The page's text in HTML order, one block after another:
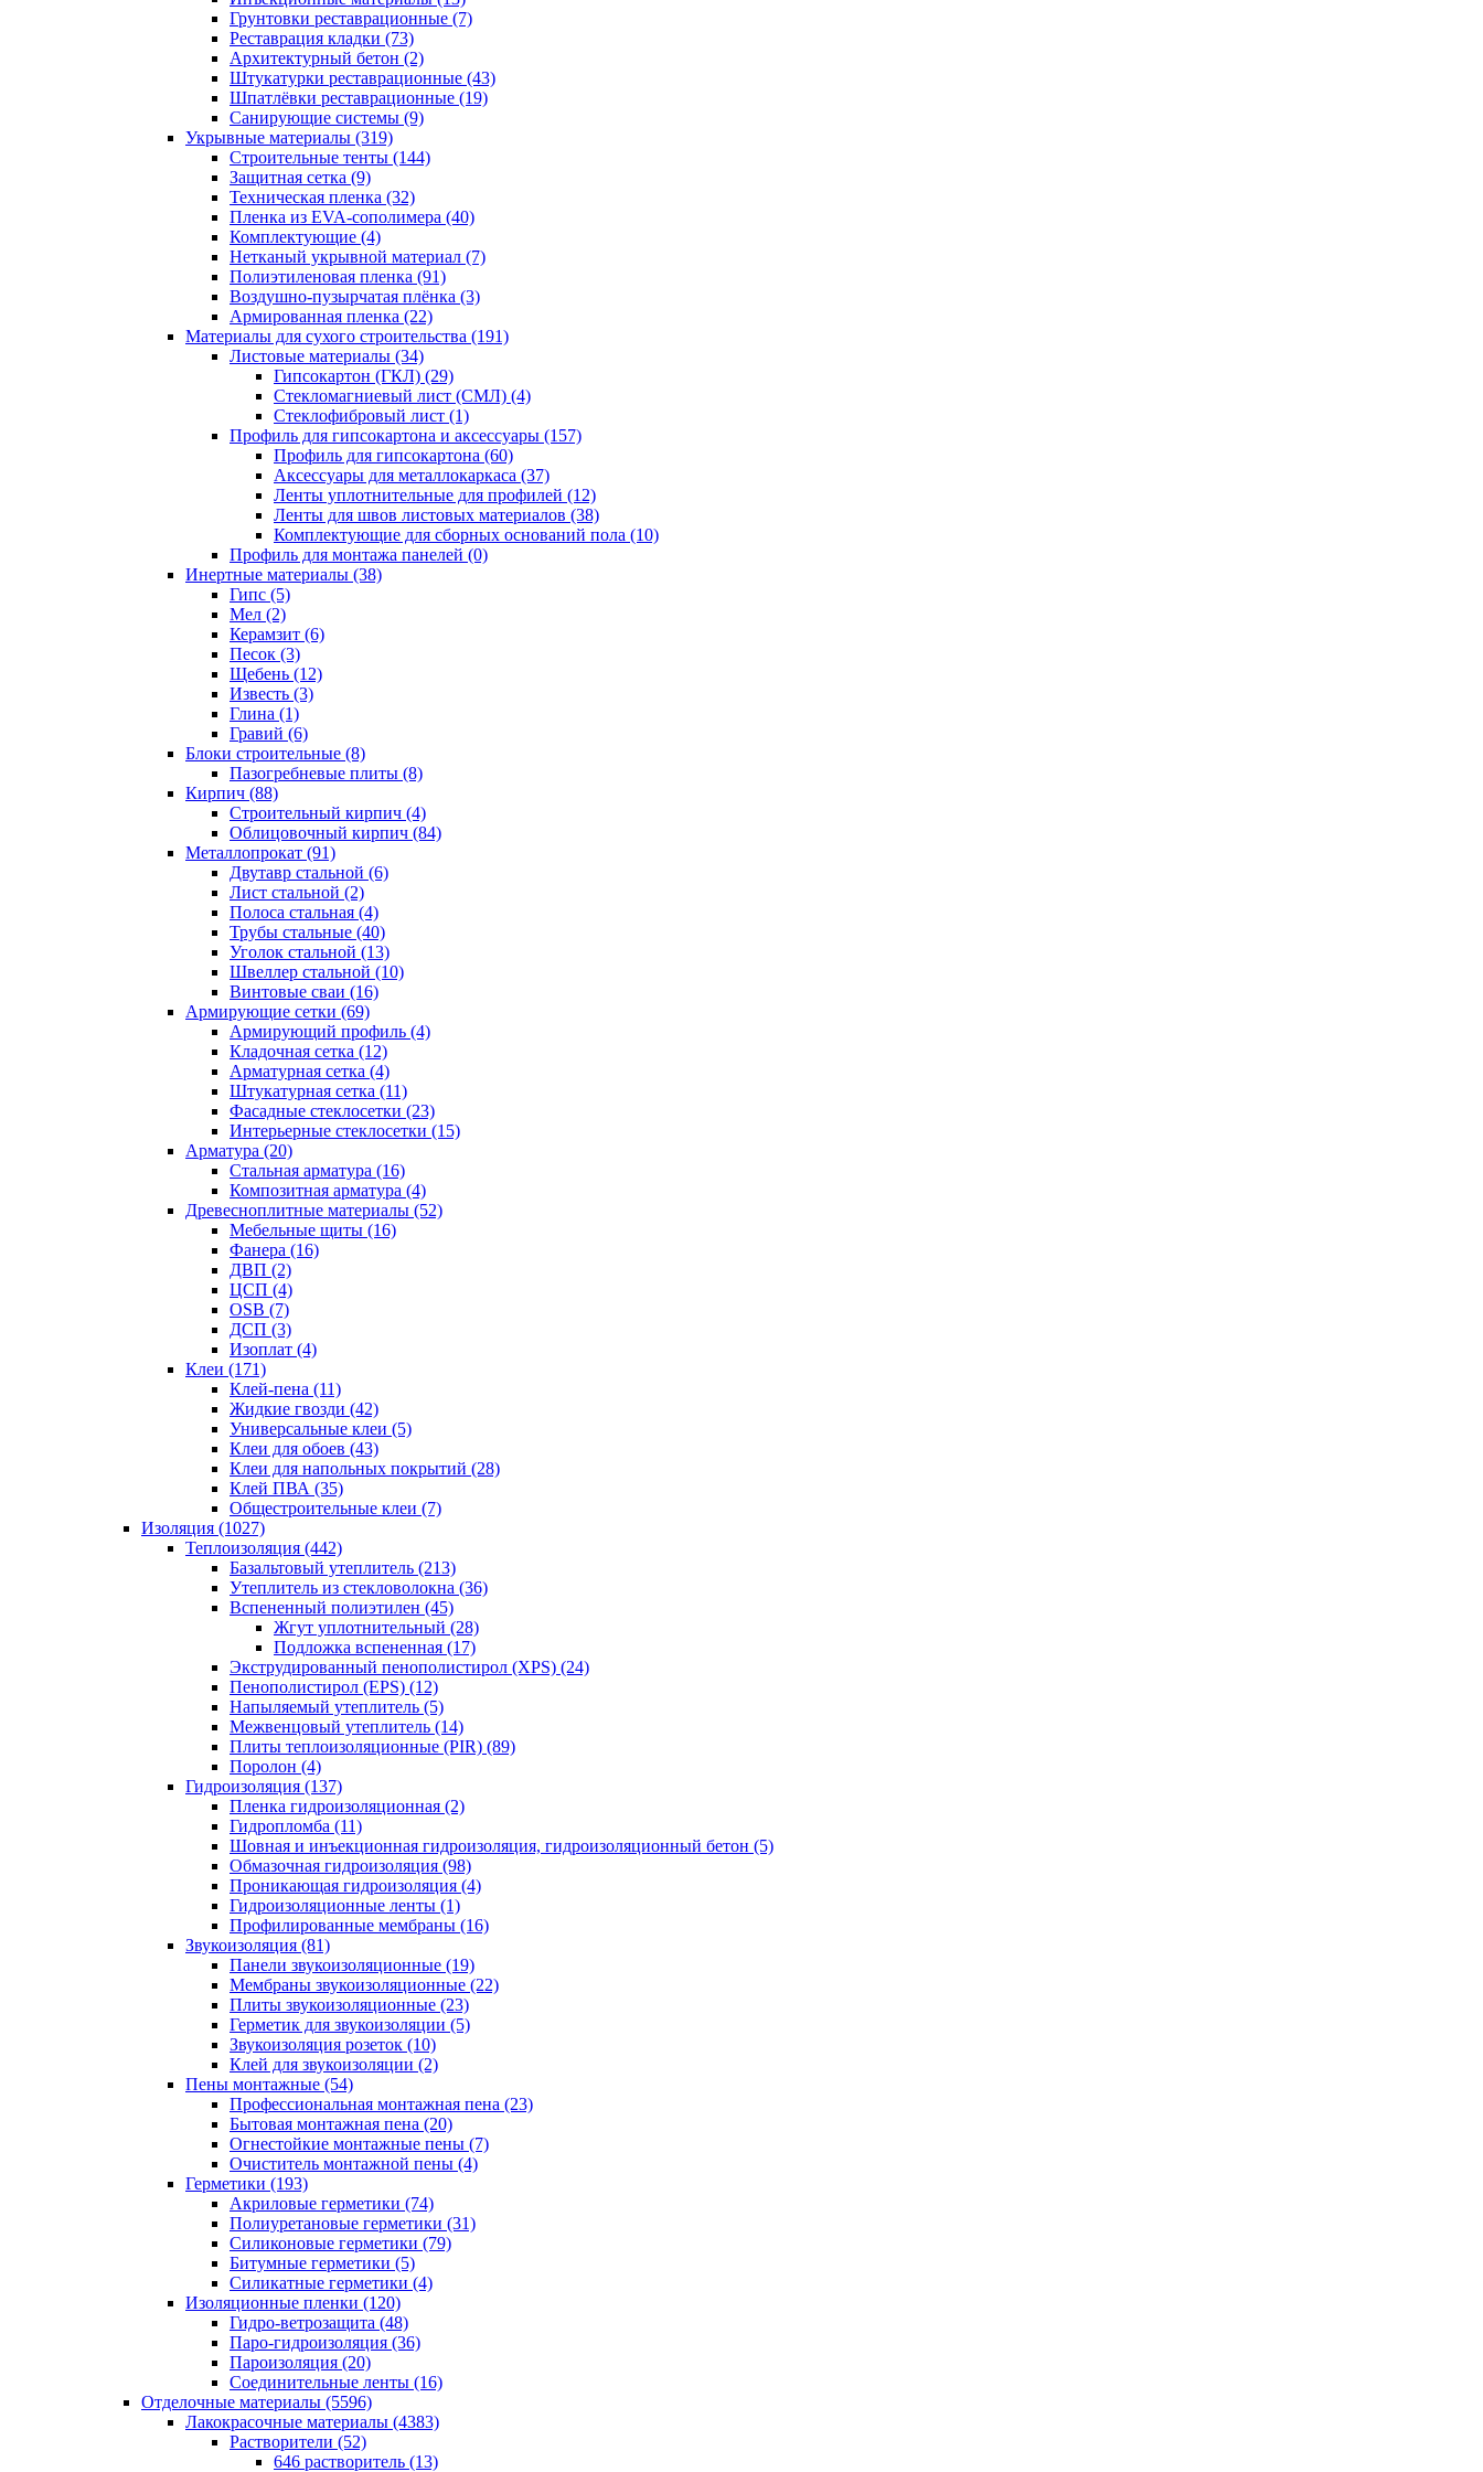
Грунтовки реставрационные (7)
Реставрация кладки (73)
Архитектурный бетон (2)
Штукатурки реставрационные (43)
Шпатлёвки реставрационные (19)
Санирующие системы (9)
Укрывные материалы (319)
Строительные тенты (144)
Защитная сетка (9)
Техническая пленка (32)
Пленка из EVA-сополимера (40)
Комплектующие (4)
Нетканый укрывной материал (7)
Полиэтиленовая пленка (91)
Воздушно-пузырчатая плёнка (3)
Армированная пленка (22)
Материалы для сухого строительства (191)
Листовые материалы (34)
Гипсокартон (ГКЛ) (29)
Стекломагниевый лист (СМЛ) (4)
Cтеклофибровый лист (1)
Профиль для гипсокартона и аксессуары (157)
Профиль для гипсокартона (60)
Аксессуары для металлокаркаса (37)
Ленты уплотнительные для профилей (12)
Ленты для швов листовых материалов (38)
Комплектующие для сборных оснований пола (10)
Профиль для монтажа панелей (0)
Инертные материалы (38)
Гипс (5)
Мел (2)
Керамзит (6)
Песок (3)
Щебень (12)
Известь (3)
Глина (1)
Гравий (6)
Блоки строительные (8)
Пазогребневые плиты (8)
Кирпич (88)
Строительный кирпич (4)
Облицовочный кирпич (84)
Металлопрокат (91)
Двутавр стальной (6)
Лист стальной (2)
Полоса стальная (4)
Трубы стальные (40)
Уголок стальной (13)
Швеллер стальной (10)
Винтовые сваи (16)
Армирующие сетки (69)
Армирующий профиль (4)
Кладочная сетка (12)
Арматурная сетка (4)
Штукатурная сетка (11)
Фасадные стеклосетки (23)
Интерьерные стеклосетки (15)
Арматура (20)
Стальная арматура (16)
Композитная арматура (4)
Древесноплитные материалы (52)
Мебельные щиты (16)
Фанера (16)
ДВП (2)
ЦСП (4)
OSB (7)
ДСП (3)
Изоплат (4)
Клеи (171)
Клей-пена (11)
Жидкие гвозди (42)
Универсальные клеи (5)
Клеи для обоев (43)
Клеи для напольных покрытий (28)
Клей ПВА (35)
Общестроительные клеи (7)
Изоляция (1027)
Теплоизоляция (442)
Базальтовый утеплитель (213)
Утеплитель из стекловолокна (36)
Вспененный полиэтилен (45)
Жгут уплотнительный (28)
Подложка вспененная (17)
Экструдированный пенополистирол (XPS) (24)
Пенополистирол (EPS) (12)
Напыляемый утеплитель (5)
Межвенцовый утеплитель (14)
Плиты теплоизоляционные (PIR) (89)
Поролон (4)
Гидроизоляция (137)
Пленка гидроизоляционная (2)
Гидропломба (11)
Шовная и инъекционная гидроизоляция, гидроизоляционный бетон (5)
Обмазочная гидроизоляция (98)
Проникающая гидроизоляция (4)
Гидроизоляционные ленты (1)
Профилированные мембраны (16)
Звукоизоляция (81)
Панели звукоизоляционные (19)
Мембраны звукоизоляционные (22)
Плиты звукоизоляционные (23)
Герметик для звукоизоляции (5)
Звукоизоляция розеток (10)
Клей для звукоизоляции (2)
Пены монтажные (54)
Профессиональная монтажная пена (23)
Бытовая монтажная пена (20)
Огнестойкие монтажные пены (7)
Очиститель монтажной пены (4)
Герметики (193)
Акриловые герметики (74)
Полиуретановые герметики (31)
Силиконовые герметики (79)
Битумные герметики (5)
Силикатные герметики (4)
Изоляционные пленки (120)
Гидро-ветрозащита (48)
Паро-гидроизоляция (36)
Пароизоляция (20)
Соединительные ленты (16)
Отделочные материалы (5596)
Лакокрасочные материалы (4383)
Растворители (52)
646 растворитель (13)